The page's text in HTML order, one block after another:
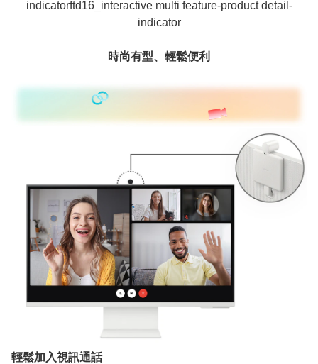
indicatorftd16_interactive multi feature-product detail-
indicator
時尚有型、輕鬆便利
輕鬆加入視訊通話